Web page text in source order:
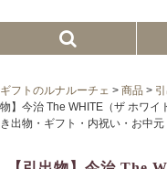
プチギフト
ギフトのルナルーチェ > 商品 >
物】今治 The WHITE（ザ ホワイ
き出物・ギフト・内祝い・お中